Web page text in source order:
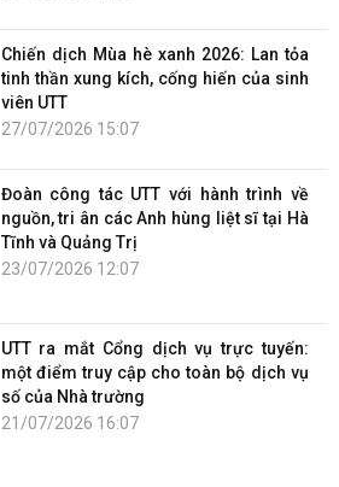
Chiến dịch Mùa hè xanh 2026: Lan tỏa
tinh thần xung kích, cống hiến của sinh
viên UTT
27/07/2026 15:07
Đoàn công tác UTT với hành trình về
nguồn, tri ân các Anh hùng liệt sĩ tại Hà
Tĩnh và Quảng Trị
23/07/2026 12:07
UTT ra mắt Cổng dịch vụ trực tuyến:
một điểm truy cập cho toàn bộ dịch vụ
số của Nhà trường
21/07/2026 16:07